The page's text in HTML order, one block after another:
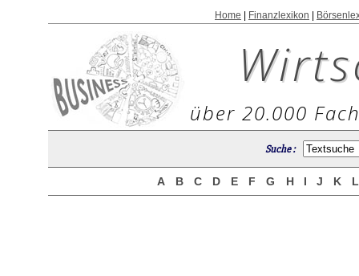
Home Finanzlexikon
über 20.000
Suche :
A B C D E F G H I J K